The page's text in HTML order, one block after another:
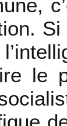
le